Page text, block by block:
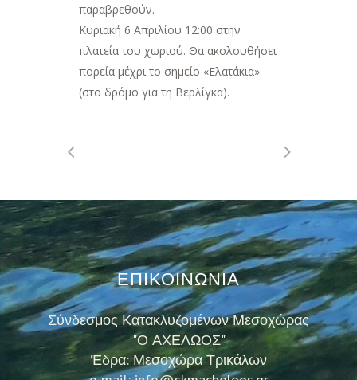
παραβρεθούν.
Κυριακή 6 Απριλίου 12:00 στην
πλατεία του χωριού. Θα ακολουθήσει
πορεία μέχρι το σημείο «Ελατάκια»
(στο δρόμο για τη Βερλίγκα).
ΕΠΙΚΟΙΝΩΝΙΑ
Σύνδεσμος Κατακλυζομένων Μεσοχώρας
"Ο ΑΧΕΛΩΟΣ"
Έδρα: Μεσοχώρα Τρικάλων